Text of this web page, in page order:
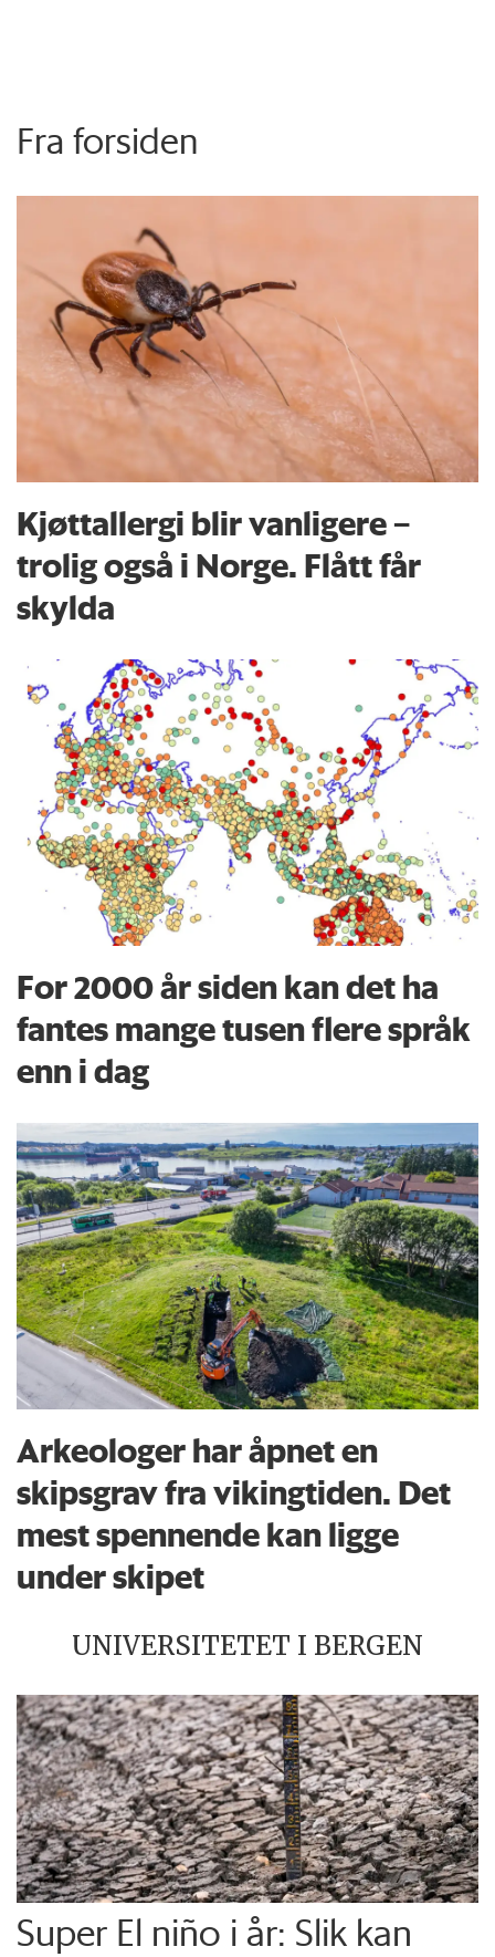
Fra forsiden
Kjøttallergi blir vanligere –
trolig også i Norge. Flått får
skylda
For 2000 år siden kan det ha
fantes mange tusen flere språk
enn i dag
Arkeologer har åpnet en
skipsgrav fra vikingtiden. Det
mest spennende kan ligge
under skipet
UNIVERSITETET I BERGEN
Super El niño i år: Slik kan